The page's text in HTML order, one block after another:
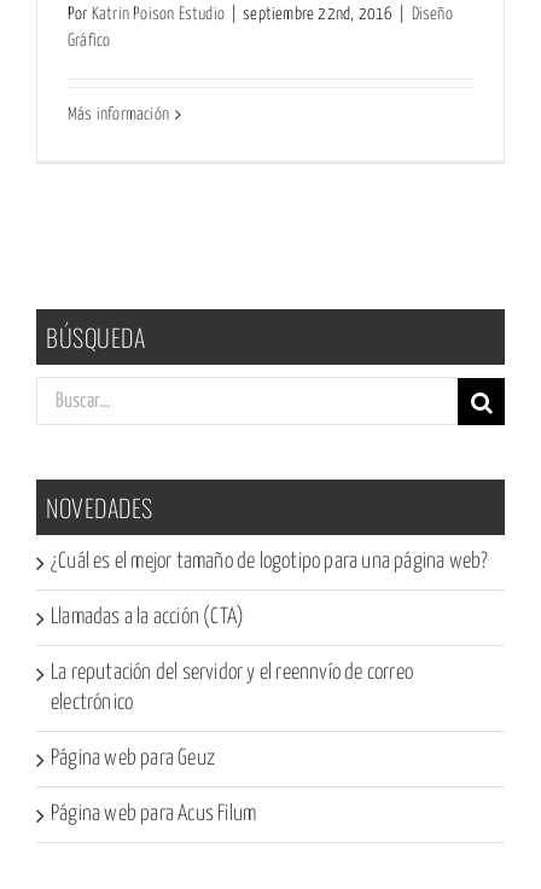
Por Katrin Poison Estudio septiembre 22nd, 2016
Diseño
Gráfico
Más información
BÚSQUEDA
Buscar:
NOVEDADES
¿Cuál es el mejor tamaño de logotipo para una página web?
Llamadas a la acción (CTA)
La reputación del servidor y el reennvío de correo
electrónico
Página web para Geuz
Página web para Acus Filum